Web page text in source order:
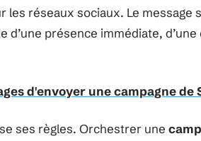
réseaux sociaux. Le message
d’une présence immédiate,
d'envoyer une campagne de
ses règles. Orchestrer une